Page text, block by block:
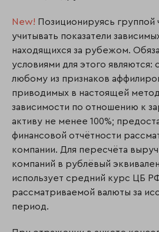
New! Позиционируясь группой
учитывать показатели
находящихся за рубежом.
условиями для этого являются:
любому из признаков
приводимых в настоящей
зависимости по отношению к
активу не менее 100%;
финансовой отчётности
компании. Для пересчёта
компаний в рублёвый
использует средний курс ЦБ
рассматриваемой валюты за
период.